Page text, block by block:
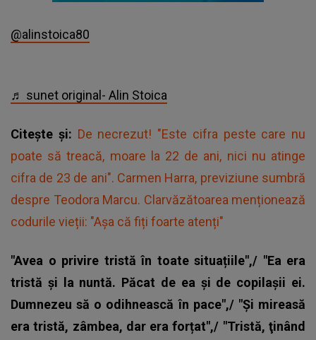
@alinstoica80
♬ sunet original- Alin Stoica
Citește și: De necrezut! "Este cifra peste care nu
poate să treacă, moare la 22 de ani, nici nu atinge
cifra de 23 de ani". Carmen Harra, previziune sumbră
despre Teodora Marcu. Clarvăzătoarea menționează
codurile vieții: "Așa că fiți foarte atenți"
"Avea o privire tristă în toate situațiile",/ "Ea era
tristă și la nuntă. Păcat de ea și de copilașii ei.
Dumnezeu să o odihnească în pace",/ "Și mireasă
era tristă, zâmbea, dar era forțat",/ "Tristă, ţinând